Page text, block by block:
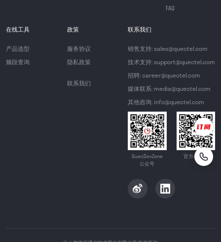
FAQ
在线工具
产品选型
频段查询
政策
服务协议
隐私政策
联系我们
联系我们
销售支持: sales@quectel.com
技术支持: support@quectel.com
招聘: career@quectel.com
媒体联系: media@quectel.com
其他咨询: info@quectel.com
QuecDevZone
公众号
官方公众号